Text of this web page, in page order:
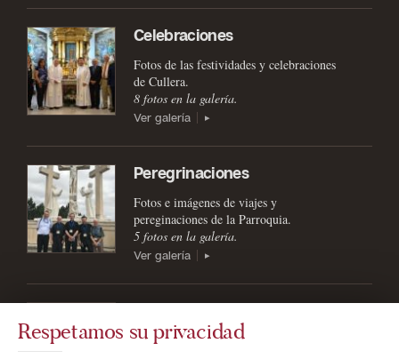
Celebraciones
Fotos de las festividades y celebraciones
de Cullera.
8 fotos en la galería.
Ver galería
Peregrinaciones
Fotos e imágenes de viajes y
pereginaciones de la Parroquia.
5 fotos en la galería.
Ver galería
Ver todas las galerías de fotos disponibles.
Respetamos su privacidad